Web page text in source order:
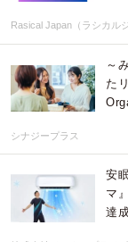
Rasical Japan（ラシカル
～
た
シナジープラス
安
マ
達